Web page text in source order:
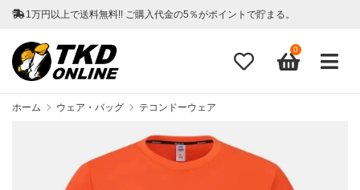
1万円以上で送料無料!! ご購入代金の5％がポイントで貯まる。
0
ホーム ウェア・バッグ テコンドーウェア